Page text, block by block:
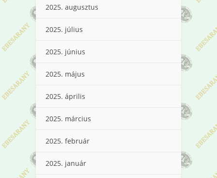
2025. augusztus
2025. július
2025. június
2025. május
2025. április
2025. március
2025. február
2025. január